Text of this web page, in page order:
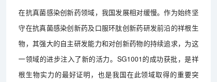
在抗真菌感染创新药领域，我国发展相对缓慢。作为始终坚
守在抗真菌感染创新药及口服环肽创新药研发前沿的祥根生
物，其强大的自主研发能力和对创新药物的持续追求，为这
一领域的进步注入了新的活力。SG1001的成功获批，是祥
根生物实力的最好证明，也是我国在此领域取得的重要突